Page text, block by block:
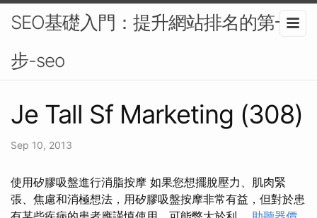
SEO基礎入門：提升網站排名的第一
步-seo
Je Tall Sf Marketing (308)
Sep 10, 2013
使用矽膠吸盤進行消脂按摩 如果您想擺脫壓力、肌肉緊
張、焦慮和消極想法，用矽膠吸盤按摩非常有益，但對於患